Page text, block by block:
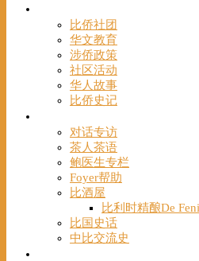
比侨社团
华文教育
涉侨政策
社区活动
华人故事
比侨史记
对话专访
茶人茶语
鲍医生专栏
Foyer帮助
比酒屋
比利时精酿De
比国史话
中比交流史